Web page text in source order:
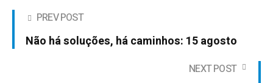
PREV POST
Não há soluções, há caminhos: 15 agosto
NEXT POST